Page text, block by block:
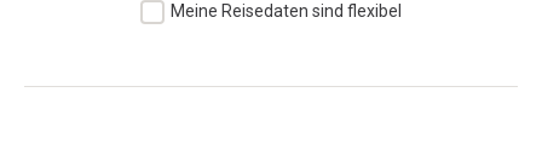
Meine Reisedaten sind flexibel